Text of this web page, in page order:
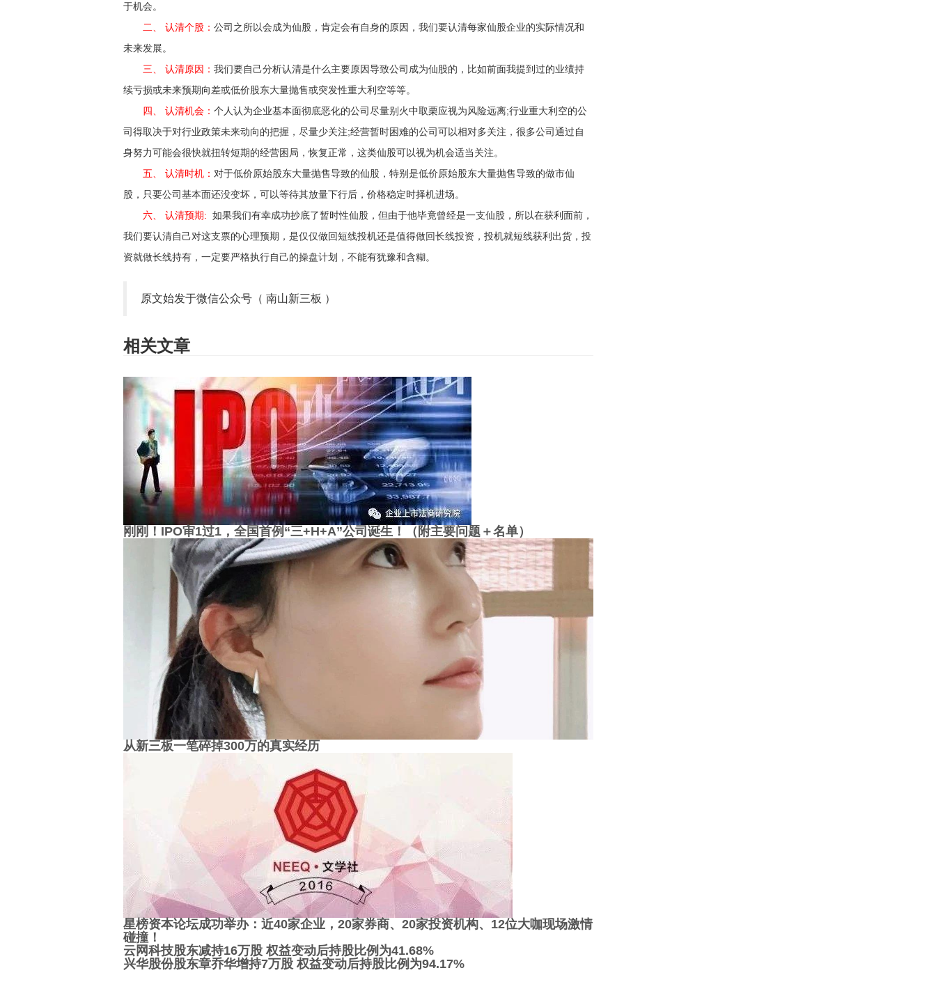
于机会。
二、 认清个股： 公司之所以会成为仙股，肯定会有自身的原因，我们要认清每家仙股企业的实际情况和
未来发展。
三、 认清原因： 我们要自己分析认清是什么主要原因导致公司成为仙股的，比如前面我提到过的业绩持
续亏损或未来预期向差或低价股东大量抛售或突发性重大利空等等。
四、 认清机会： 个人认为企业基本面彻底恶化的公司尽量别火中取栗应视为风险远离;行业重大利空的公
司得取决于对行业政策未来动向的把握，尽量少关注;经营暂时困难的公司可以相对多关注，很多公司通过自
身努力可能会很快就扭转短期的经营困局，恢复正常，这类仙股可以视为机会适当关注。
五、 认清时机： 对于低价原始股东大量抛售导致的仙股，特别是低价原始股东大量抛售导致的做市仙
股，只要公司基本面还没变坏，可以等待其放量下行后，价格稳定时择机进场。
六、 认清预期: 如果我们有幸成功抄底了暂时性仙股，但由于他毕竟曾经是一支仙股，所以在获利面前，
我们要认清自己对这支票的心理预期，是仅仅做回短线投机还是值得做回长线投资，投机就短线获利出货，投
资就做长线持有，一定要严格执行自己的操盘计划，不能有犹豫和含糊。
原文始发于微信公众号（ 南山新三板 ）
相关文章
刚刚！IPO审1过1，全国首例“三+H+A”公司诞生！（附主要问题＋名单）
从新三板一笔碎掉300万的真实经历
星榜资本论坛成功举办：近40家企业，20家券商、20家投资机构、12位大咖现场激情
碰撞！
云网科技股东减持16万股 权益变动后持股比例为41.68%
兴华股份股东章乔华增持7万股 权益变动后持股比例为94.17%